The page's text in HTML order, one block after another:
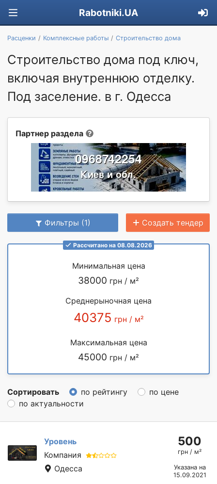
Rabotniki.UA
Расценки Комплексные работы Строительство дома
Строительство дома под ключ,
включая внутреннюю отделку.
Под заселение. в г. Одесса
Партнер раздела
Фильтры (1) Создать тендер
Рассчитано на 08.08.2026
Минимальная цена
38000 грн / м²
Среднерыночная цена
40375 грн / м²
Максимальная цена
45000 грн / м²
Сортировать по рейтингу
по цене
по актуальности
Уровень
Компания
Одесса
500
грн / м²
Указана на
15.09.2021